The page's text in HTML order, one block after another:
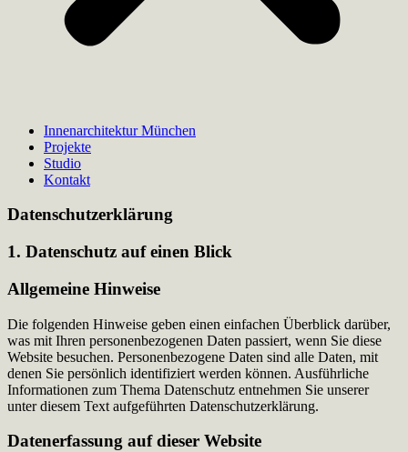
Innenarchitektur München
Projekte
Studio
Kontakt
Datenschutzerklärung
1. Datenschutz auf einen Blick
Allgemeine Hinweise
Die folgenden Hinweise geben einen einfachen Überblick darüber,
was mit Ihren personenbezogenen Daten passiert, wenn Sie diese
Website besuchen. Personenbezogene Daten sind alle Daten, mit
denen Sie persönlich identifiziert werden können. Ausführliche
Informationen zum Thema Datenschutz entnehmen Sie unserer
unter diesem Text aufgeführten Datenschutzerklärung.
Datenerfassung auf dieser Website